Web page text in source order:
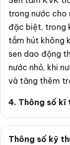
trong nước cho
đặc biệt, trong
tắm hút không
sen dao động
nước nhỏ, khi
và tăng thêm
4. Thông số kĩ
Thông số kỹ